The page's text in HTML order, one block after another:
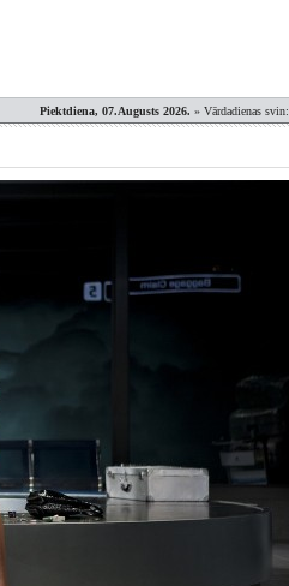
Piektdiena, 07.Augusts 2026. » Vārdadienas svin: